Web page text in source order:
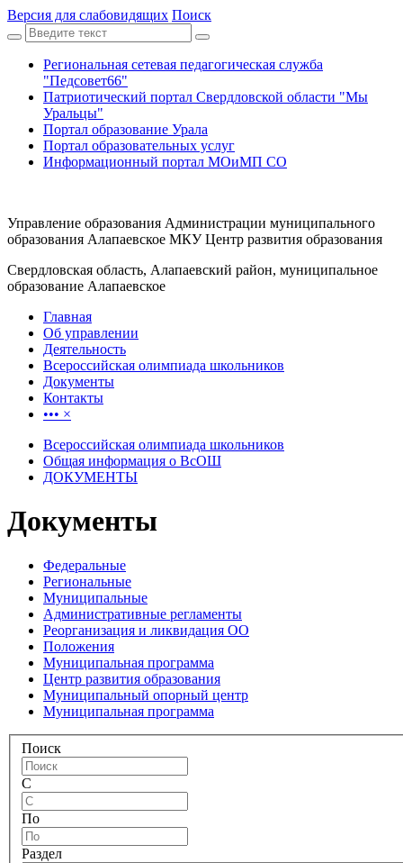
Версия для слабовидящих Поиск
Региональная сетевая педагогическая служба
"Педсовет66"
Патриотический портал Свердловской области "Мы
Уральцы"
Портал образование Урала
Портал образовательных услуг
Информационный портал МОиМП СО
Управление образования Администрации муниципального
образования Алапаевское МКУ Центр развития образования
Свердловская область, Алапаевский район, муниципальное
образование Алапаевское
Главная
Об управлении
Деятельность
Всероссийская олимпиада школьников
Документы
Контакты
••• ×
Всероссийская олимпиада школьников
Общая информация о ВсОШ
ДОКУМЕНТЫ
Документы
Федеральные
Региональные
Муниципальные
Административные регламенты
Реорганизация и ликвидация ОО
Положения
Муниципальная программа
Центр развития образования
Муниципальный опорный центр
Муниципальная программа
Поиск
С
По
Раздел